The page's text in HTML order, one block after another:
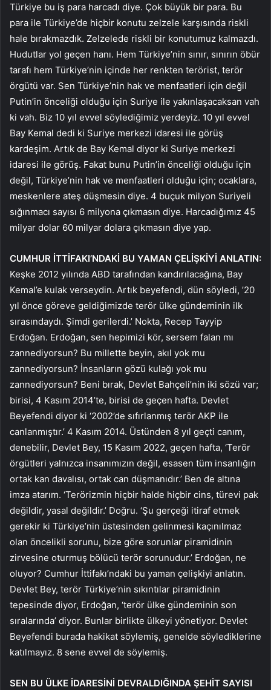
Türkiye bu iş para harcadı diye. Çok büyük bir para. Bu
para ile Türkiye’de hiçbir konutu zelzele karşısında riskli
hale bırakmazdık. Zelzelede riskli bir konutumuz kalmazdı.
Hudutlar yol geçen hanı. Hem Türkiye’nin sınır, sınırın öbür
tarafı hem Türkiye’nin içinde her renkten terörist, terör
örgütü var. Sen Türkiye’nin hak ve menfaatleri için değil
Putin’in önceliği olduğu için Suriye ile yakınlaşacaksan vah
ki vah. Biz 10 yıl evvel söylediğimiz yerdeyiz. 10 yıl evvel
Bay Kemal dedi ki Suriye merkezi idaresi ile görüş
kardeşim. Artık de Bay Kemal diyor ki Suriye merkezi
idaresi ile görüş. Fakat bunu Putin’in önceliği olduğu için
değil, Türkiye’nin hak ve menfaatleri olduğu için; ocaklara,
meskenlere ateş düşmesin diye. 4 buçuk milyon Suriyeli
sığınmacı sayısı 6 milyona çıkmasın diye. Harcadığımız 45
milyar dolar 60 milyar dolara çıkmasın diye yap.
CUMHUR İTTİFAKI’NDAKİ BU YAMAN ÇELİŞKİYİ ANLATIN:
Keşke 2012 yılında ABD tarafından kandırılacağına, Bay
Kemal’e kulak verseydin. Artık beyefendi, dün söyledi, ’20
yıl önce göreve geldiğimizde terör ülke gündeminin ilk
sırasındaydı. Şimdi gerilerdi.’ Nokta, Recep Tayyip
Erdoğan. Erdoğan, sen hepimizi kör, sersem falan mı
zannediyorsun? Bu millette beyin, akıl yok mu
zannediyorsun? İnsanların gözü kulağı yok mu
zannediyorsun? Beni bırak, Devlet Bahçeli’nin iki sözü var;
birisi, 4 Kasım 2014’te, birisi de geçen hafta. Devlet
Beyefendi diyor ki ‘2002’de sıfırlanmış terör AKP ile
canlanmıştır.’ 4 Kasım 2014. Üstünden 8 yıl geçti canım,
denebilir, Devlet Bey, 15 Kasım 2022, geçen hafta, ‘Terör
örgütleri yalnızca insanımızın değil, esasen tüm insanlığın
ortak kan davalısı, ortak can düşmanıdır.’ Ben de altına
imza atarım. ‘Terörizmin hiçbir halde hiçbir cins, türevi pak
değildir, yasal değildir.’ Doğru. ‘Şu gerçeği itiraf etmek
gerekir ki Türkiye’nin üstesinden gelinmesi kaçınılmaz
olan öncelikli sorunu, bize göre sorunlar piramidinin
zirvesine oturmuş bölücü terör sorunudur.’ Erdoğan, ne
oluyor? Cumhur İttifakı’ndaki bu yaman çelişkiyi anlatın.
Devlet Bey, terör Türkiye’nin sıkıntılar piramidinin
tepesinde diyor, Erdoğan, ‘terör ülke gündeminin son
sıralarında’ diyor. Bunlar birlikte ülkeyi yönetiyor. Devlet
Beyefendi burada hakikat söylemiş, genelde söylediklerine
katılmayız. 8 sene evvel de söylemiş.
SEN BU ÜLKE İDARESİNİ DEVRALDIĞINDA ŞEHİT SAYISI